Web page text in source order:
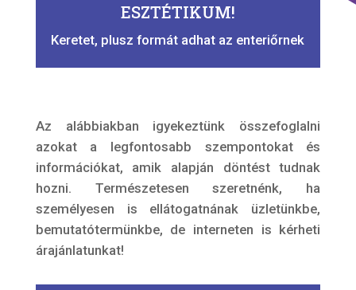
ESZTÉTIKUM!
Keretet, plusz formát adhat az enteriőrnek
Az alábbiakban igyekeztünk összefoglalni
azokat a legfontosabb szempontokat és
információkat, amik alapján döntést tudnak
hozni. Természetesen szeretnénk, ha
személyesen is ellátogatnának üzletünkbe,
bemutatótermünkbe, de interneten is kérheti
árajánlatunkat!